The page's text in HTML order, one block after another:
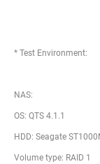
* Test Environment:
NAS:
OS: QTS 4.1.1
HDD: Seagate
Volume type: RAID 1